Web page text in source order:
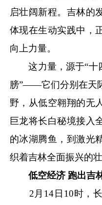
启壮阔新程。吉林的
体现在生动实践中，
向上力量。
这力量，源于“十
膀”——它们分别在天
野，从低空翱翔的无
巨龙将长白秘境接入
的冰湖腾鱼，到激光
织着吉林全面振兴的壮
低空经济 跑出吉
2月14日10时，长